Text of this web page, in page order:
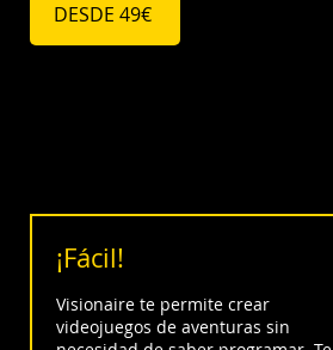
DESDE 49€
¡Fácil!
Visionaire te permite crear
videojuegos de aventuras sin